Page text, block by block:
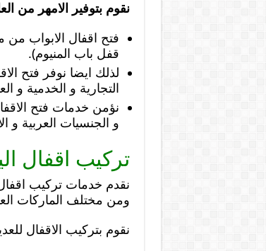
نقوم بتوفير الامهر من
فتح اقفال الابواب
قفل باب المنيوم).
لذلك ايضا نوفر فتح
التجارية و الخدمية و
نؤمن خدمات فتح
و الجنسيات العربية و
تركيب اقفال
نقدم خدمات تركيب
ومن مختلف الماركات
نقوم بتركيب الاقفال